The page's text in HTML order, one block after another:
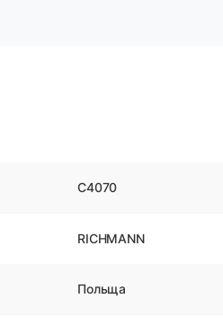
C4070
RICHMANN
Польща